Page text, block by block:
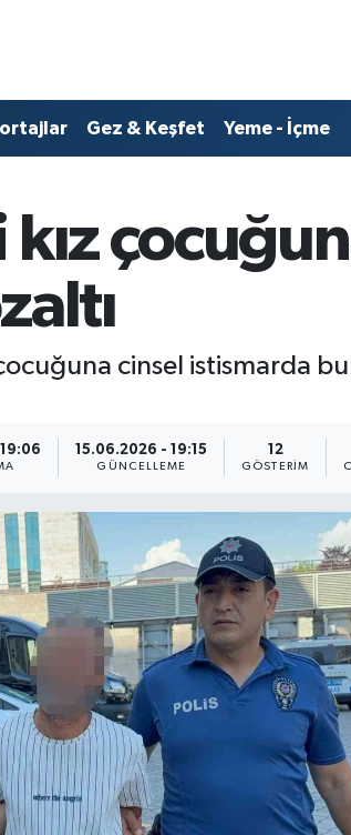
Gez & Keşfet Yeme - İçme
kız
cinsel istismarda
15.06.2026 - 19:15
GÜNCELLEME
12
GÖSTERIM